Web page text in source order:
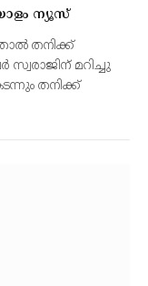
ന്യൂസ്
തനിക്ക്
സ്വരാജിന് മറിച്ചു
തനിക്ക്